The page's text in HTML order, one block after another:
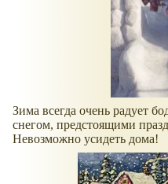
Зима всегда очень радует
снегом, предстоящими
Невозможно усидеть дома!